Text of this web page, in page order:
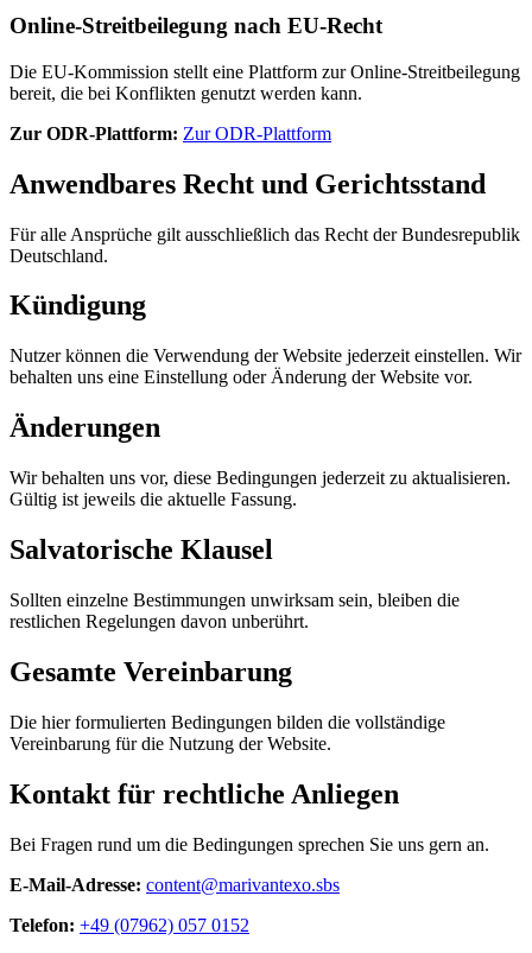
Online-Streitbeilegung nach EU-Recht
Die EU-Kommission stellt eine Plattform zur Online-Streitbeilegung
bereit, die bei Konflikten genutzt werden kann.
Zur ODR-Plattform: Zur ODR-Plattform
Anwendbares Recht und Gerichtsstand
Für alle Ansprüche gilt ausschließlich das Recht der Bundesrepublik
Deutschland.
Kündigung
Nutzer können die Verwendung der Website jederzeit einstellen. Wir
behalten uns eine Einstellung oder Änderung der Website vor.
Änderungen
Wir behalten uns vor, diese Bedingungen jederzeit zu aktualisieren.
Gültig ist jeweils die aktuelle Fassung.
Salvatorische Klausel
Sollten einzelne Bestimmungen unwirksam sein, bleiben die
restlichen Regelungen davon unberührt.
Gesamte Vereinbarung
Die hier formulierten Bedingungen bilden die vollständige
Vereinbarung für die Nutzung der Website.
Kontakt für rechtliche Anliegen
Bei Fragen rund um die Bedingungen sprechen Sie uns gern an.
E-Mail-Adresse: content@marivantexo.sbs
Telefon: +49 (07962) 057 0152